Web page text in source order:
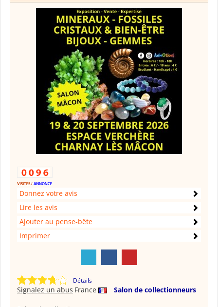
Donnez votre avis
Lire les avis
Ajouter au pense-bête
Imprimer
Détails
France Salon de collectionneurs
Signalez un abus